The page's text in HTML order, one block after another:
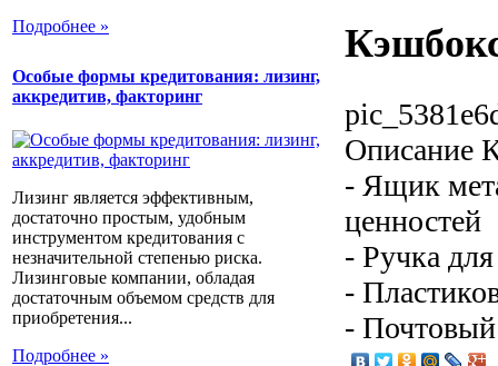
Подробнее »
Особые формы кредитования: лизинг,
аккредитив, факторинг
Лизинг является эффективным,
достаточно простым, удобным
инструментом кредитования с
незначительной степенью риска.
Лизинговые компании, обладая
достаточным объемом средств для
приобретения...
Подробнее »
Описание
- Ящик
ценностей
- Ручка
-
-